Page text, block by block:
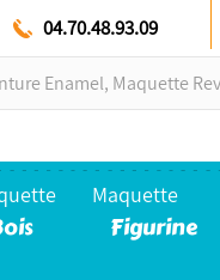
04.70.48.93.09
Maquette
Figurine